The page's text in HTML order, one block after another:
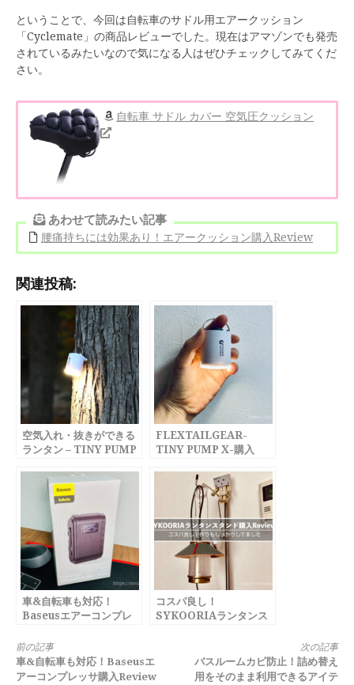
ということで、今回は自転車のサドル用エアークッション
「Cyclemate」の商品レビューでした。現在はアマゾンでも発売
されているみたいなので気になる人はぜひチェックしてみてくだ
さい。
自転車 サドル カバー 空気圧クッション
あわせて読みたい記事
腰痛持ちには効果あり！エアークッション購入Review
関連投稿:
空気入れ・抜きができる
ランタン – TINY PUMP
FLEXTAILGEAR-
TINY PUMP X-購入
車&自転車も対応！
Baseusエアーコンプレ
コスパ良し！
SYKOORIAランタンス
続
前の記事
車&自転車も対応！Baseusエ
アーコンプレッサ購入Review
次の記事
バスルームカビ防止！詰め替え
用をそのまま利用できるアイテ